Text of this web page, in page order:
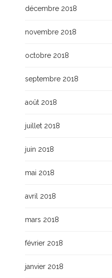
décembre 2018
novembre 2018
octobre 2018
septembre 2018
août 2018
juillet 2018
juin 2018
mai 2018
avril 2018
mars 2018
février 2018
janvier 2018